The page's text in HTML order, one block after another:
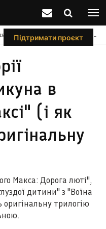
Підтримати проєкт
Дикуна В "Шаленому Максі" (і Як Вона Руйнує Оригінальну Трилогію)
в
(і як
Макса: Дорога люті",
дитини" з "Воїна
трилогію